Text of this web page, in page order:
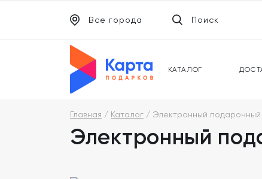
КАТАЛОГ
Все города Поиск
ПОДАРОЧНЫЕ КАРТЫ
Главная Каталог Электронный
Электронный